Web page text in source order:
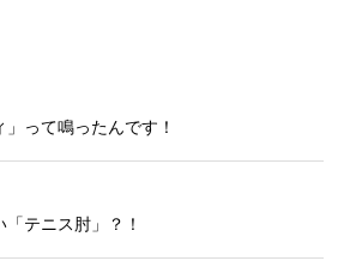
って鳴ったんです！
テニス肘」？！